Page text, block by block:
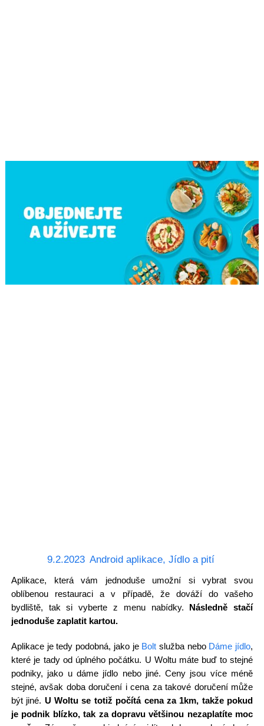
9.2.2023 Android aplikace, Jídlo a pití
Aplikace, která vám jednoduše umožní si vybrat svou
oblíbenou restauraci a v případě, že dováží do vašeho
bydliště, tak si vyberte z menu nabídky. Následně stačí
jednoduše zaplatit kartou.
Aplikace je tedy podobná, jako je Bolt služba nebo Dáme jídlo,
které je tady od úplného počátku. U Woltu máte buď to stejné
podniky, jako u dáme jídlo nebo jiné. Ceny jsou více méně
stejné, avšak doba doručení i cena za takové doručení může
být jiné. U Woltu se totiž počítá cena za 1km, takže pokud
je podnik blízko, tak za dopravu většinou nezaplatíte moc